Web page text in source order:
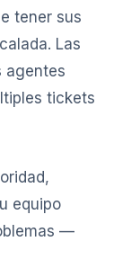
tener sus
Las
agentes
tickets
equipo
—